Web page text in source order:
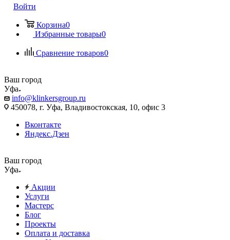
Войти
Корзина0
Избранные товары0
Сравнение товаров0
Ваш город
Уфа
info@klinkersgroup.ru
450078, г. Уфа, Владивостокская, 10, офис 3
Вконтакте
Яндекс.Дзен
Ваш город
Уфа
Акции
Услуги
Мастерс
Блог
Проекты
Оплата и доставка